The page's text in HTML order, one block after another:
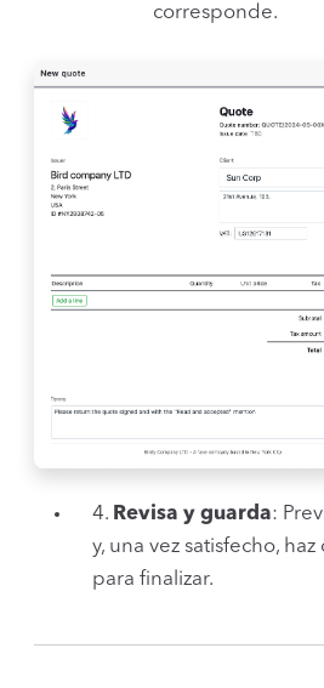
corresponde.
4. Revisa y guarda:
y, una vez satisfecho,
para finalizar.